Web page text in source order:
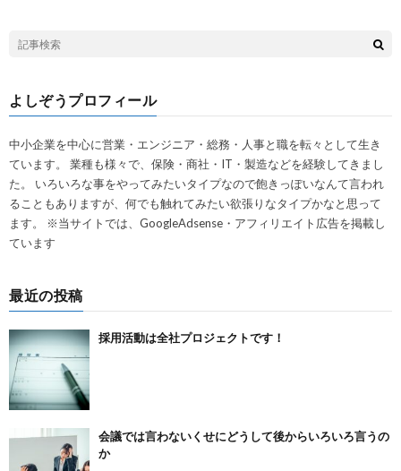
よしぞうプロフィール
中小企業を中心に営業・エンジニア・総務・人事と職を転々として生き
ています。 業種も様々で、保険・商社・IT・製造などを経験してきまし
た。 いろいろな事をやってみたいタイプなので飽きっぽいなんて言われ
ることもありますが、何でも触れてみたい欲張りなタイプかなと思って
ます。 ※当サイトでは、GoogleAdsense・アフィリエイト広告を掲載し
ています
最近の投稿
採用活動は全社プロジェクトです！
会議では言わないくせにどうして後からいろいろ言うの
か